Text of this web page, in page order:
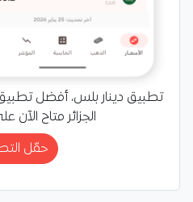
تطبيق دينار بلس، أفضل
الجزائر متاح
حمّل